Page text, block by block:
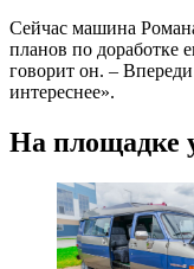
Сейчас машина
планов по доработке
говорит он. –
интереснее».
На площадке